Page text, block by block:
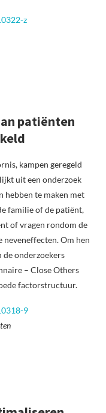
z
patiënten
kampen geregeld
uit een onderzoek
hebben te maken met
familie of de patiënt,
of vragen rondom de
Om hen
de onderzoekers
– Close Others
factorstructuur.
9